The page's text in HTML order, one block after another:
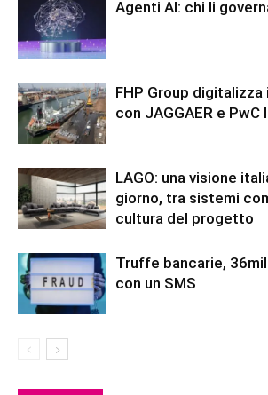
Agenti AI: chi li
FHP Group
con JAGGAER e PwC
LAGO: una visione
giorno, tra sistemi
cultura del progetto
Truffe bancarie,
con un SMS